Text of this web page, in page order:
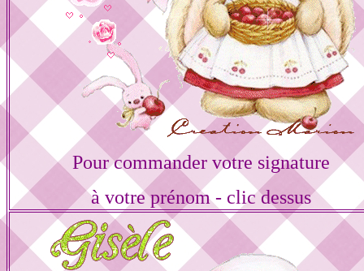
Pour commander votre signature
à votre prénom - clic dessus